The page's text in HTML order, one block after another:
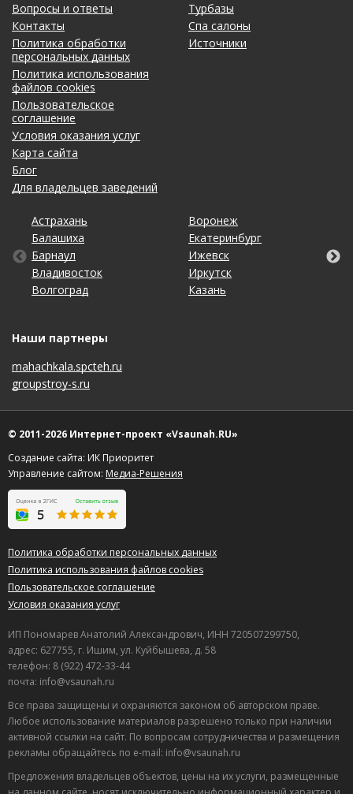
Вопросы и ответы
Контакты
Политика обработки
персональных данных
Политика использования
файлов cookies
Пользовательское
соглашение
Условия оказания услуг
Карта сайта
Блог
Для владельцев заведений
Турбазы
Спа салоны
Источники
Астрахань
Балашиха
Барнаул
Владивосток
Волгоград
Воронеж
Екатеринбург
Ижевск
Иркутск
Казань
Калининград
Кемерово
Киров
Краснодар
Красноярск
Липецк
Москва
Набережные Челны
Нижний Новгород
Новосибирск
Омск
Оренбург
Пенза
Пермь
Ростов-на-Дону
Рязань
Самара
Санкт-Петербург
Саратов
Ставрополь
Тольятти
Томск
Тула
Тюмень
Ульяновск
Уфа
Хабаровск
Чебоксары
Челябинск
Ярославль
Наши партнеры
mahachkala.spcteh.ru
groupstroy-s.ru
© 2011-2026 Интернет-проект «Vsaunah.RU»
Создание сайта: ИК Приоритет
Управление сайтом: Медиа-Решения
Политика обработки персональных данных
Политика использования файлов cookies
Пользовательское соглашение
Условия оказания услуг
ИП Пономарев Анатолий Александрович, ИНН 720507299750,
адрес: 627755, г. Ишим, ул. Куйбышева, д. 58
телефон: 8 (922) 472-33-44
почта: info@vsaunah.ru
Все права защищены и охраняются законом об авторском праве.
Любое использование материалов разрешено только при наличии
активной ссылки на сайт. По вопросам сотрудничества и размещения
рекламы обращайтесь по e-mail: info@vsaunah.ru
Предложения владельцев объектов, цены на их услуги, размещенные